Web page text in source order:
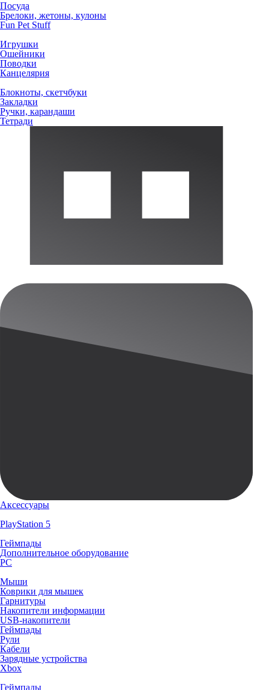
Посуда
Брелоки, жетоны, кулоны
Fun Pet Stuff
Игрушки
Ошейники
Поводки
Канцелярия
Блокноты, скетчбуки
Закладки
Ручки, карандаши
Тетради
Аксессуары
PlayStation 5
Геймпады
Дополнительное оборудование
PC
Мыши
Коврики для мышек
Гарнитуры
Накопители информации
USB-накопители
Геймпады
Рули
Кабели
Зарядные устройства
Xbox
Геймпады